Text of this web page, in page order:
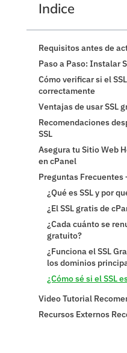
Indice
Requisitos antes de
Paso a Paso: Instalar
Cómo verificar si el
correctamente
Ventajas de usar SSL
Recomendaciones
SSL
Asegura tu Sitio Web
en cPanel
Preguntas Frecuentes
¿Qué es SSL y por
¿El SSL gratis de
¿Cada cuánto se
gratuito?
¿Funciona el SSL
los dominios
¿Cómo sé si el SSL
Video Tutorial
Recursos Externos